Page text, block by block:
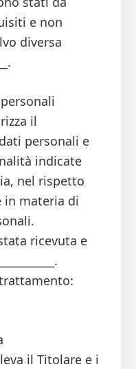
e non
diversa
il
personali e
indicate
nel rispetto
in materia di
ricevuta e
il Titolare e i